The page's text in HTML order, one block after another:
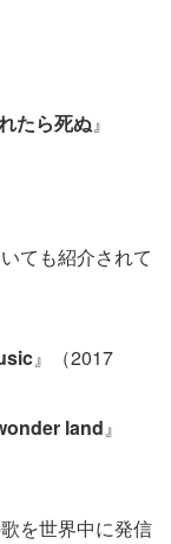
たら死ぬ』
ても紹介されて
』（2017
land』
を世界中に発信